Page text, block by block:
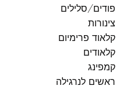
פודים/סלילים
צינורות
קלאוד פרימיום
קלאודים
קמפינג
ראשים לנרגילה